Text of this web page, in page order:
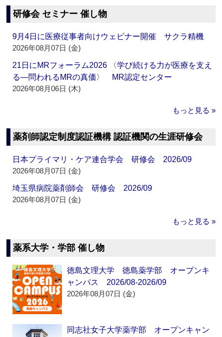
研修会 セミナー 催し物
9月4日に医療従事者向けウェビナー開催 サクラ精機
2026年08月07日 (金)
21日にMRフォーラム2026 〈学び続ける力が医療を支え
る―問われるMRの真価〉 MR認定センター
2026年08月06日 (木)
もっと見る »
薬剤師認定制度認証機構 認証機関の生涯研修会
日本プライマリ・ケア連合学会 研修会 2026/09
2026年08月07日 (金)
埼玉県病院薬剤師会 研修会 2026/09
2026年08月07日 (金)
もっと見る »
薬系大学・学部 催し物
徳島文理大学 徳島薬学部 オープンキ
ャンパス 2026/08-2026/09
2026年08月07日 (金)
同志社女子大学薬学部 オープンキャン